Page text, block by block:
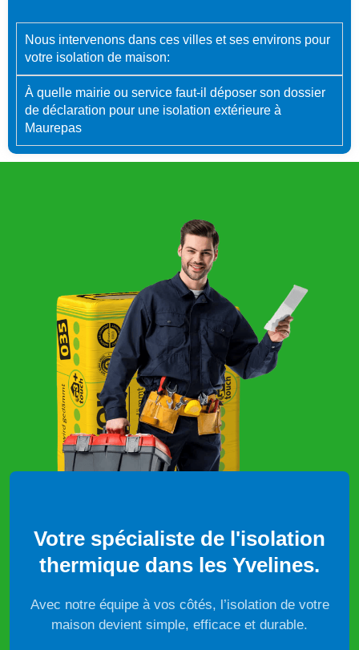
Nous intervenons dans ces villes et ses environs pour
votre isolation de maison:
À quelle mairie ou service faut-il déposer son dossier
de déclaration pour une isolation extérieure à
Maurepas
Votre spécialiste de l'isolation
thermique dans les Yvelines.
Avec notre équipe à vos côtés, l’isolation de votre
maison devient simple, efficace et durable.